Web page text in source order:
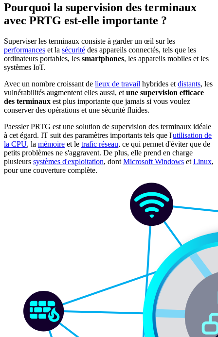
Pourquoi la supervision des terminaux
avec PRTG est-elle importante ?
Superviser les terminaux consiste à garder un œil sur les
performances et la sécurité des appareils connectés, tels que les
ordinateurs portables, les smartphones, les appareils mobiles et les
systèmes IoT.
Avec un nombre croissant de lieux de travail hybrides et distants, les
vulnérabilités augmentent elles aussi, et une supervision efficace
des terminaux est plus importante que jamais si vous voulez
conserver des opérations et une sécurité fluides.
Paessler PRTG est une solution de supervision des terminaux idéale
à cet égard. IT suit des paramètres importants tels que l'utilisation de
la CPU, la mémoire et le trafic réseau, ce qui permet d'éviter que de
petits problèmes ne s'aggravent. De plus, elle prend en charge
plusieurs systèmes d'exploitation, dont Microsoft Windows et Linux,
pour une couverture complète.